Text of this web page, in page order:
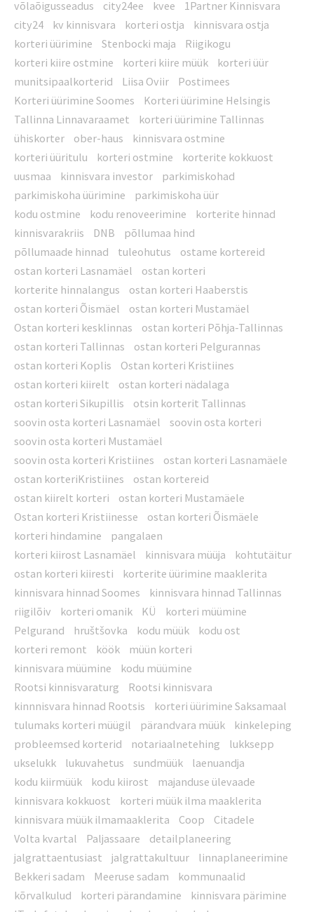
võlaõigusseadus
city24ee kvee
1Partner Kinnisvara
city24
kv kinnisvara korteri ostja
kinnisvara ostja
korteri üürimine
Stenbocki maja
Riigikogu
korteri kiire ostmine
korteri kiire müük
korteri üür
munitsipaalkorterid
Liisa Oviir
Postimees
Korteri üürimine Soomes
Korteri üürimine Helsingis
Tallinna Linnavaraamet
korteri üürimine Tallinnas
ühiskorter
ober-haus
kinnisvara ostmine
korteri üüritulu
korteri ostmine
korterite kokkuost
uusmaa
kinnisvara investor
parkimiskohad
parkimiskoha üürimine
parkimiskoha üür
kodu ostmine
kodu renoveerimine
korterite hinnad
kinnisvarakriis
DNB
põllumaa hind
põllumaade hinnad
tuleohutus
ostame kortereid
ostan korteri Lasnamäel
ostan korteri
korterite hinnalangus
ostan korteri Haaberstis
ostan korteri Õismäel
ostan korteri Mustamäel
Ostan korteri kesklinnas
ostan korteri Põhja-Tallinnas
ostan korteri Tallinnas
ostan korteri Pelgurannas
ostan korteri Koplis
Ostan korteri Kristiines
ostan korteri kiirelt
ostan korteri nädalaga
ostan korteri Sikupillis
otsin korterit Tallinnas
soovin osta korteri Lasnamäel
soovin osta korteri
soovin osta korteri Mustamäel
soovin osta korteri Kristiines
ostan korteri Lasnamäele
ostan korteriKristiines
ostan kortereid
ostan kiirelt korteri
ostan korteri Mustamäele
Ostan korteri Kristiinesse
ostan korteri Õismäele
korteri hindamine
pangalaen
korteri kiirost Lasnamäel
kinnisvara müüja
kohtutäitur
ostan korteri kiiresti
korterite üürimine maaklerita
kinnisvara hinnad Soomes
kinnisvara hinnad Tallinnas
riigilõiv
korteri omanik KÜ
korteri müümine
Pelgurand
hruštšovka kodu müük
kodu ost
korteri remont
köök
müün korteri
kinnisvara müümine
kodu müümine
Rootsi kinnisvaraturg
Rootsi kinnisvara
kinnnisvara hinnad Rootsis
korteri üürimine Saksamaal
tulumaks korteri müügil
pärandvara müük
kinkeleping
probleemsed korterid
notariaalnetehing
lukksepp
ukselukk
lukuvahetus sundmüük
laenuandja
kodu kiirmüük
kodu kiirost
majanduse ülevaade
kinnisvara kokkuost
korteri müük ilma maaklerita
kinnisvara müük ilmamaaklerita
Coop
Citadele
Volta kvartal
Paljassaare
detailplaneering
jalgrattaentusiast
jalgrattakultuur
linnaplaneerimine
Bekkeri sadam
Meeruse sadam
kommunaalid
kõrvalkulud
korteri pärandamine
kinnisvara pärimine